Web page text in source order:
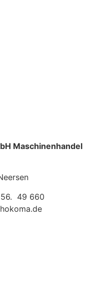
Maschinenhandel
56. 49 660